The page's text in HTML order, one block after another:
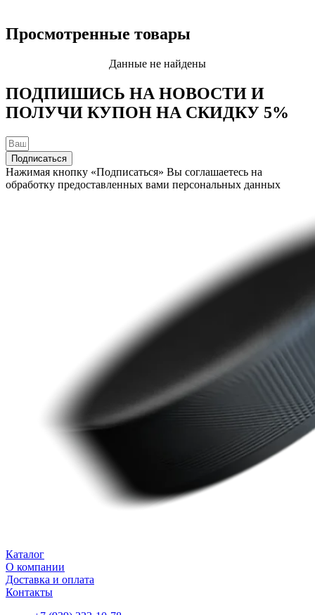
Просмотренные товары
Данные не найдены
ПОДПИШИСЬ НА НОВОСТИ И
ПОЛУЧИ КУПОН НА СКИДКУ 5%
Подписаться
Нажимая кнопку «Подписаться» Вы соглашаетесь на
обработку предоставленных вами персональных данных
Каталог
О компании
Доставка и оплата
Контакты